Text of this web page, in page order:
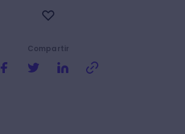
Compartir